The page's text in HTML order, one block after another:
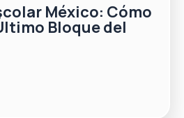
México: Cómo
Bloque del